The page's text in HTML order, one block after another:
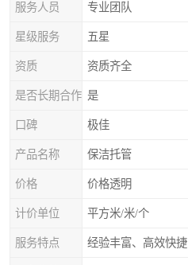
服务人员 专业团队
星级服务 五星
资质 资质齐全
是否长期合作 是
口碑 极佳
产品名称 保洁托管
价格 价格透明
计价单位 平方米/米/个
服务特点 经验丰富、高效快捷